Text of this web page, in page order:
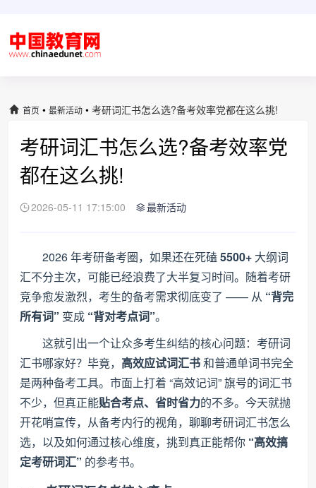
首页 • 最新活动 • 考研词汇书怎么选?备考效率党都在这么挑!
考研词汇书怎么选?备考效率党
都在这么挑!
2026-05-11 17:15:00 最新活动
2026 年考研备考圈，如果还在死磕5500+ 大纲词
汇不分主次，可能已经浪费了大半复习时间。随着考研
竞争愈发激烈，考生的备考需求彻底变了 —— 从 “背完
所有词” 变成 “背对考点词”。
这就引出一个让众多考生纠结的核心问题：考研词
汇书哪家好？毕竟， 高效应试词汇书和普通单词书完全
是两种备考工具。市面上打着 “高效记词” 旗号的词汇书
不少，但真正能贴合考点、省时省力的不多。今天就抛
开花哨宣传，从备考内行的视角，聊聊考研词汇书怎么
选，以及如何通过核心维度，挑到真正能帮你 “高效搞
定考研词汇” 的参考书。